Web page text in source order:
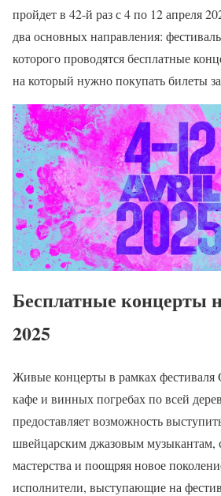
пройдет в 42-й раз с 4 по 12 апреля
два основных направления:
которого проводятся бесплатные
на который нужно покупать билеты
Бесплатные концерты
2025
Живые концерты в рамках фестиваля
кафе и винных погребах по всей
предоставляет возможность
швейцарским джазовым музыкантам,
мастерства и поощряя новое
исполнители, выступающие на